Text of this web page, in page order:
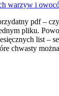
warzyw i
pdf –
pliku.
list –
chwasty